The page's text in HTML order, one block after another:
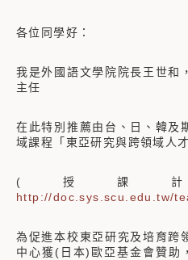
各位同學好：
我是外國語文學院院長王世和
主任
在此特別推薦由台、日、韓及
域課程「東亞研究與跨領域人才
(授課
http://doc.sys.scu.edu.tw/
為促進本校東亞研究及培育跨
中心獲(日本)歐亞基金會贊助